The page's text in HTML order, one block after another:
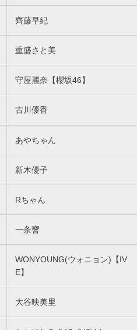
齊藤早紀
重盛さと美
守屋麗奈【櫻坂46】
古川優香
あやちゃん
新木優子
Rちゃん
一条響
WONYOUNG(ウォニョン)【IV
E】
大谷映美里